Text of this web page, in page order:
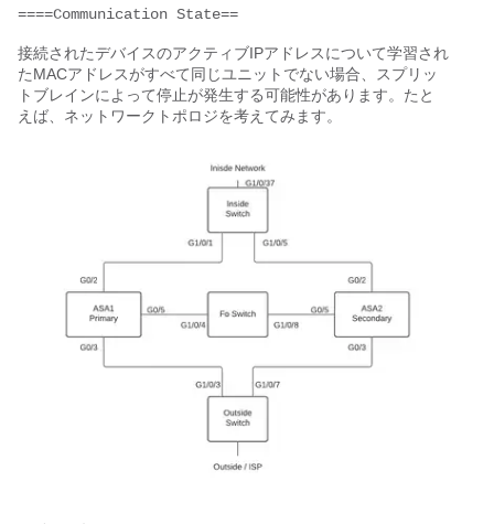
====Communication State==
接続されたデバイスのアクティブIPアドレスについて学習され
たMACアドレスがすべて同じユニットでない場合、スプリッ
トブレインによって停止が発生する可能性があります。たと
えば、ネットワークトポロジを考えてみます。